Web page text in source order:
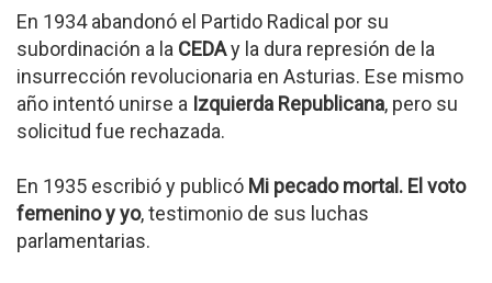
En 1934 abandonó el Partido Radical por su
subordinación a la CEDAy la dura represión de la
insurrección revolucionaria en Asturias. Ese mismo
año intentó unirse a Izquierda Republicana, pero su
solicitud fue rechazada.
En 1935 escribió y publicó Mi pecado mortal. El voto
femenino y yo, testimonio de sus luchas
parlamentarias.